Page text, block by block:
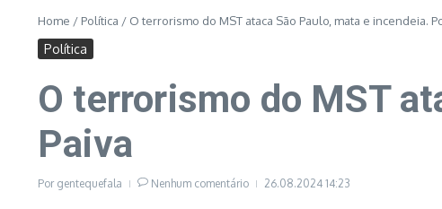
Home / Política / O terrorismo do MST ataca São Paulo, mata e incendeia.
Política
O terrorismo do MST
Paiva
Por gentequefala Nenhum comentário 26.08.2024 14:23